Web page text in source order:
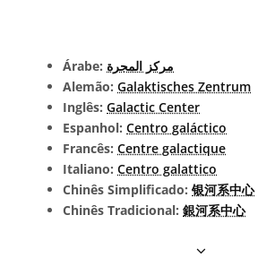
Árabe: مركز المجرة
Alemão: Galaktisches Zentrum
Inglês: Galactic Center
Espanhol: Centro galáctico
Francês: Centre galactique
Italiano: Centro galattico
Chinês Simplificado: 银河系中心
Chinês Tradicional: 銀河系中心